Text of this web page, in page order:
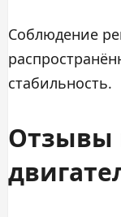
Соблюдение
стабильность.
Отзывы